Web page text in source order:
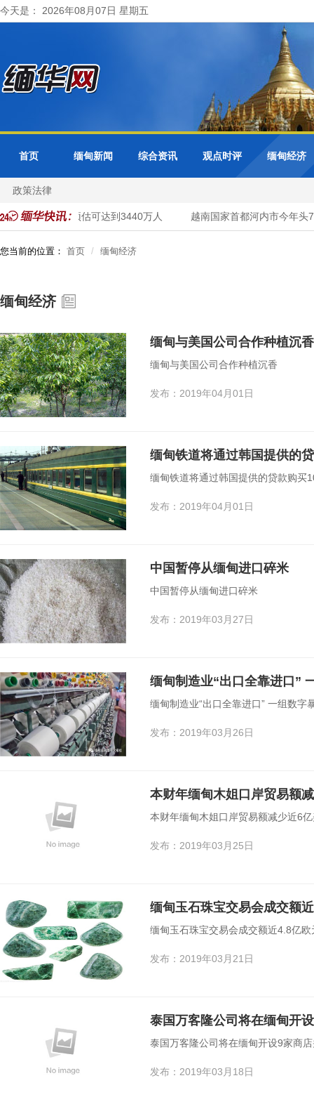
今天是： 2026年08月07日 星期五
首页 缅甸新闻 综合资讯 观点时评 缅甸经济
政策法律
在2026年内预估可达到3440万人 越南国家首都河内市今年头
您当前的位置： 首页 缅甸经济
缅甸经济
缅甸与美国公司合作种植沉香
缅甸与美国公司合作种植沉香
发布：2019年04月01日
缅甸铁道将通过韩国提供的
缅甸铁道将通过韩国提供的贷款购买
发布：2019年04月01日
中国暂停从缅甸进口碎米
中国暂停从缅甸进口碎米
发布：2019年03月27日
缅甸制造业“出口全靠进口”
缅甸制造业“出口全靠进口” 一组数字
发布：2019年03月26日
本财年缅甸木姐口岸贸易额
本财年缅甸木姐口岸贸易额减少近6
发布：2019年03月25日
缅甸玉石珠宝交易会成交额
缅甸玉石珠宝交易会成交额近4.8亿欧
发布：2019年03月21日
泰国万客隆公司将在缅甸开
泰国万客隆公司将在缅甸开设9家商
发布：2019年03月18日